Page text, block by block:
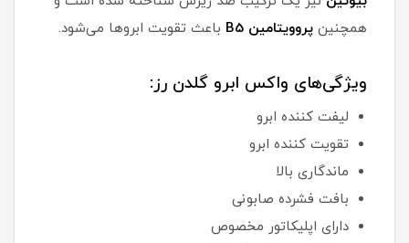
همچنین پروویتامین B5 باعث تقویت ابروها می‌شود.
ویژگی‌های واکس ابرو گلدن رز:
لیفت کننده ابرو
تقویت کننده ابرو
ماندگاری بالا
بافت فشرده صابونی
دارای اپلیکاتور مخصوص